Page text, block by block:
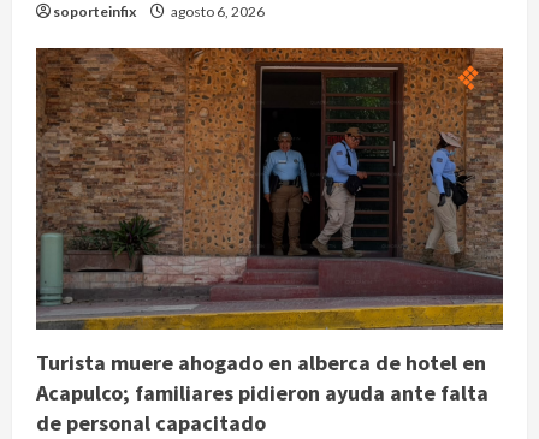
soporteinfix agosto 6, 2026
Turista muere ahogado en alberca de hotel en
Acapulco; familiares pidieron ayuda ante falta
de personal capacitado